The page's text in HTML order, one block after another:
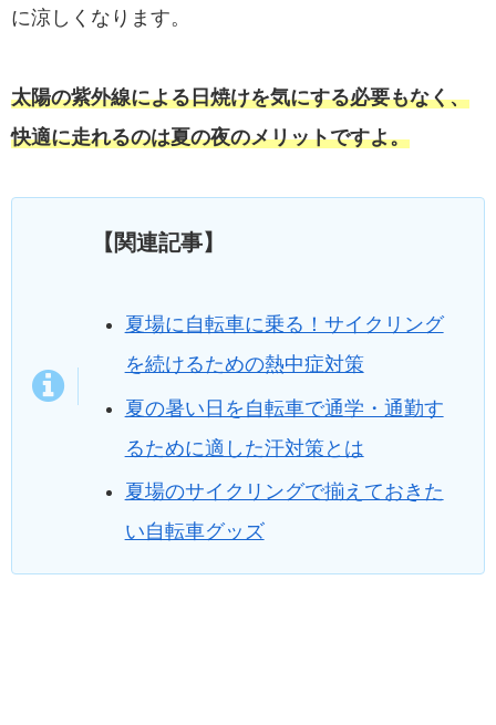
に涼しくなります。
太陽の紫外線による日焼けを気にする必要もなく、
快適に走れるのは夏の夜のメリットですよ。
【関連記事】
夏場に自転車に乗る！サイクリング
を続けるための熱中症対策
夏の暑い日を自転車で通学・通勤す
るために適した汗対策とは
夏場のサイクリングで揃えておきた
い自転車グッズ